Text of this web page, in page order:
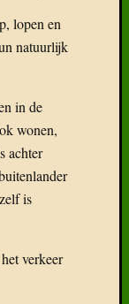
en nog
omuit te
veel
af
hun
den